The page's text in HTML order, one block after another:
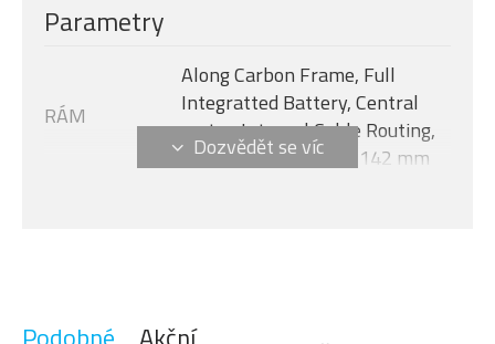
Parametry
RÁM
Along Carbon Frame, Full
Integratted Battery, Central
motor, Internal Cable Routing,
Flat Mount Disc 12 x 142 mm